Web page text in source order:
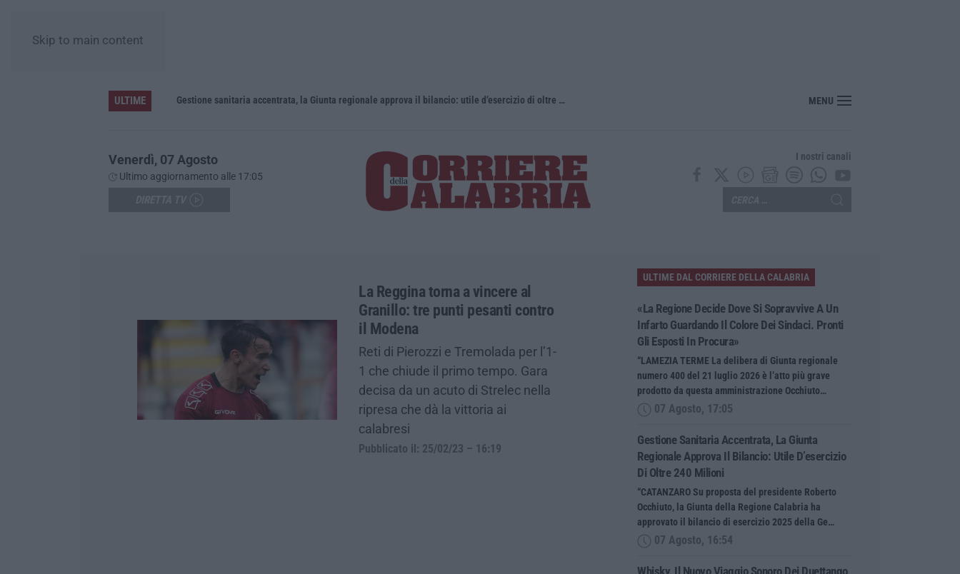
Skip to main content
ULTIME
«La Regione decide dove si sopravvive a un infarto guardando il colore dei sindaci. Pronti gli esposti in Procura» Gestione sanitaria accentrata, la Giunta regionale approva il bilancio: utile d’esercizio di oltre 240 milioni Whisky, il nuovo viaggio sonoro dei Duettango è disponibile ora
MENU
Venerdì, 07 Agosto
Ultimo aggiornamento alle 17:05
I nostri canali
La Reggina torna a vincere al
Granillo: tre punti pesanti contro
il Modena
Reti di Pierozzi e Tremolada per l’1-
1 che chiude il primo tempo. Gara
decisa da un acuto di Strelec nella
ripresa che dà la vittoria ai
calabresi
Pubblicato il: 25/02/23 – 16:19
ULTIME DAL CORRIERE DELLA CALABRIA
«La Regione Decide Dove Si Sopravvive A Un
Infarto Guardando Il Colore Dei Sindaci. Pronti
Gli Esposti In Procura»
“LAMEZIA TERME La delibera di Giunta regionale
numero 400 del 21 luglio 2026 è l’atto più grave
prodotto da questa amministrazione Occhiuto…
07 Agosto, 17:05
Gestione Sanitaria Accentrata, La Giunta
Regionale Approva Il Bilancio: Utile D’esercizio
Di Oltre 240 Milioni
“CATANZARO Su proposta del presidente Roberto
Occhiuto, la Giunta della Regione Calabria ha
approvato il bilancio di esercizio 2025 della Ge…
07 Agosto, 16:54
Whisky, Il Nuovo Viaggio Sonoro Dei Duettango